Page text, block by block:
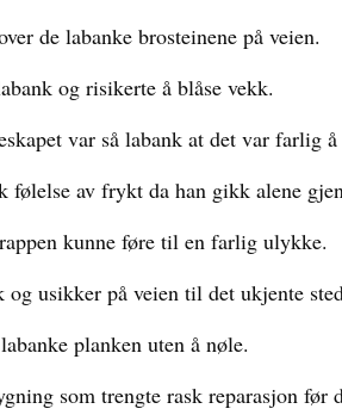
de labanke brosteinene på veien.
og risikerte å blåse vekk.
var så labank at det var farlig å
følelse av frykt da han gikk alene
kunne føre til en farlig ulykke.
og usikker på veien til det ukjente
planken uten å nøle.
som trengte rask reparasjon før